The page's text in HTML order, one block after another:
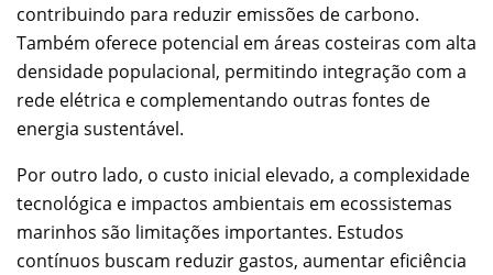
contribuindo para reduzir emissões de carbono.
Também oferece potencial em áreas costeiras com alta
densidade populacional, permitindo integração com a
rede elétrica e complementando outras fontes de
energia sustentável.
Por outro lado, o custo inicial elevado, a complexidade
tecnológica e impactos ambientais em ecossistemas
marinhos são limitações importantes. Estudos
contínuos buscam reduzir gastos, aumentar eficiência